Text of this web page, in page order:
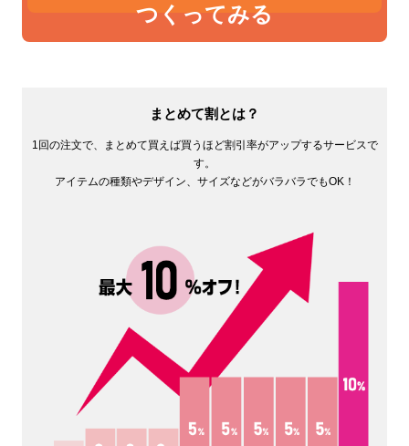
つくってみる
まとめて割とは？
1回の注文で、まとめて買えば買うほど割引率がアップするサービスで
す。
アイテムの種類やデザイン、サイズなどがバラバラでもOK！